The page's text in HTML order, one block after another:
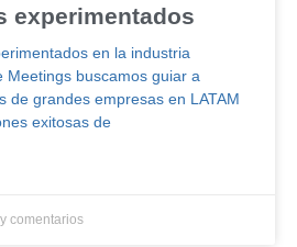
experimentados
en la industria
Meetings buscamos guiar a
de grandes empresas en LATAM
exitosas de
comentarios